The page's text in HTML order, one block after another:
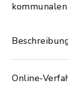
Online-